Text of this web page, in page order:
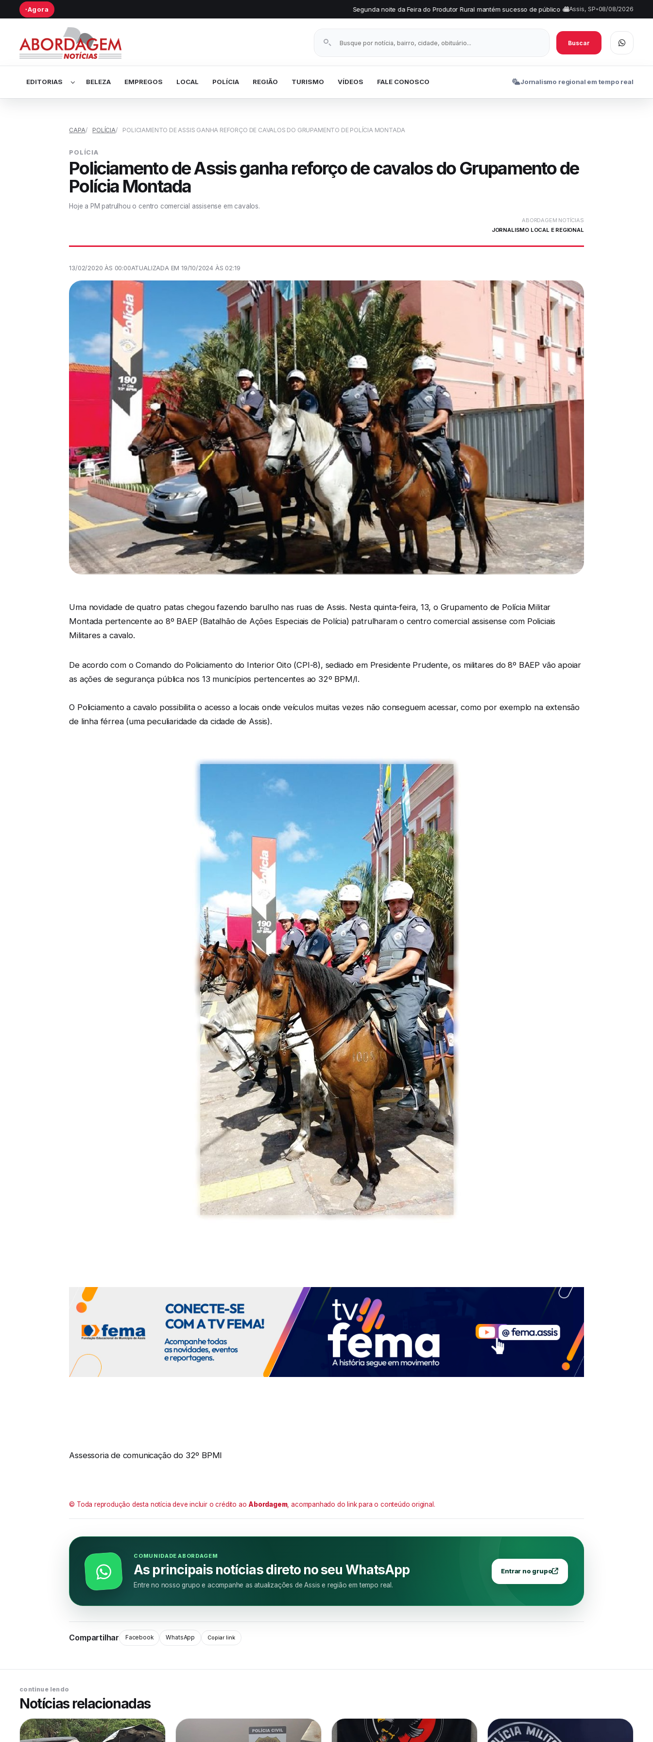
● Agora Segunda noite da Feira do Produtor Rural mantém sucesso de público em Tarumã • AME Assis investe em
Assis, SP•08/08/2026
Buscar notícias
Buscar
EDITORIAS BELEZA EMPREGOS LOCAL POLÍCIA REGIÃO TURISMO VÍDEOS FALE CONOSCO Jornalismo regional em tempo real
CAPA POLÍCIA POLICIAMENTO DE ASSIS GANHA REFORÇO DE CAVALOS DO GRUPAMENTO DE POLÍCIA MONTADA
POLÍCIA
Policiamento de Assis ganha reforço de cavalos do Grupamento de
Polícia Montada
Hoje a PM patrulhou o centro comercial assisense em cavalos.
ABORDAGEM NOTÍCIAS
JORNALISMO LOCAL E REGIONAL
13/02/2020 ÀS 00:00ATUALIZADA EM 19/10/2024 ÀS 02:19
Uma novidade de quatro patas chegou fazendo barulho nas ruas de Assis. Nesta quinta-feira, 13, o Grupamento de Polícia Militar
Montada pertencente ao 8º BAEP (Batalhão de Ações Especiais de Polícia) patrulharam o centro comercial assisense com Policiais
Militares a cavalo.
De acordo com o Comando do Policiamento do Interior Oito (CPI-8), sediado em Presidente Prudente, os militares do 8º BAEP vão apoiar
as ações de segurança pública nos 13 municípios pertencentes ao 32º BPM/I.
O Policiamento a cavalo possibilita o acesso a locais onde veículos muitas vezes não conseguem acessar, como por exemplo na extensão
de linha férrea (uma peculiaridade da cidade de Assis).
Assessoria de comunicação do 32º BPMI
© Toda reprodução desta notícia deve incluir o crédito ao Abordagem, acompanhado do link para o conteúdo original.
COMUNIDADE ABORDAGEM
As principais notícias direto no seu WhatsApp
Entre no nosso grupo e acompanhe as atualizações de Assis e região em tempo real.
Entrar no grupo
Compartilhar Facebook WhatsApp Copiar link
continue lendo
Notícias relacionadas